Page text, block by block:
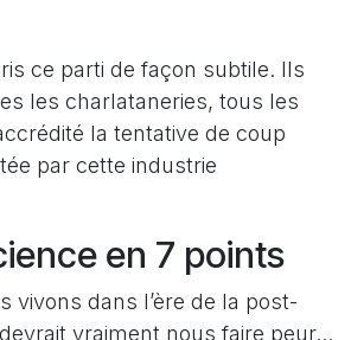
ce parti de façon subtile. Ils
les charlataneries, tous les
la tentative de coup
par cette industrie
en 7 points
vivons dans l’ère de la post-
vraiment nous faire peur...